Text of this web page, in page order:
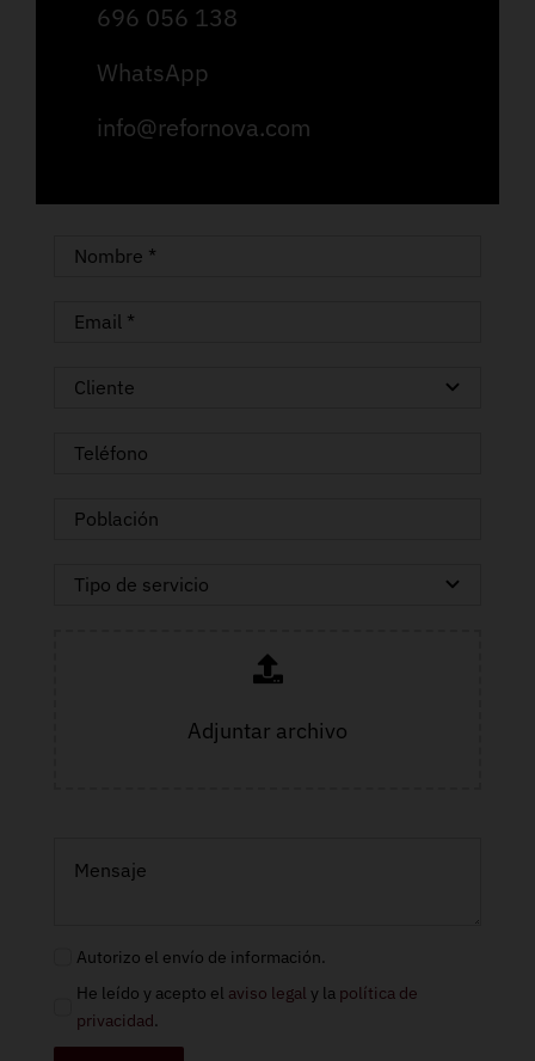
696 056 138
WhatsApp
info@refornova.com
Adjuntar archivo
Autorizo el envío de información.
He leído y acepto el aviso legal y la política de
privacidad.